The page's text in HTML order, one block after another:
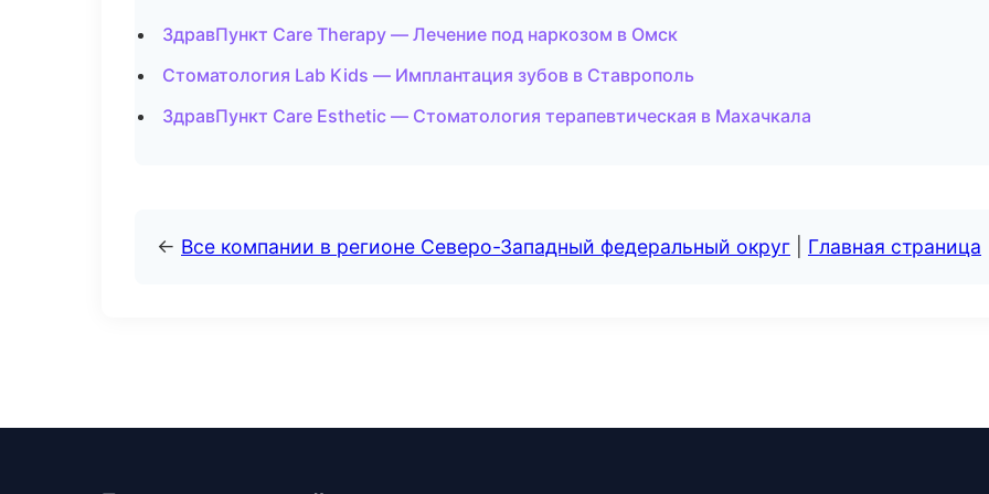
ЗдравПункт Care Therapy — Лечение под наркозом в Омск
Стоматология Lab Kids — Имплантация зубов в Ставрополь
ЗдравПункт Care Esthetic — Стоматология терапевтическая в Махачкала
← Все компании в регионе Северо-Западный федеральный округ Главная страница